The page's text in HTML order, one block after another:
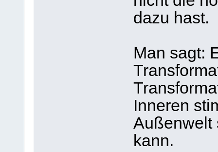
dazu hast.
Man sagt:
Inneren
Außenwelt
kann.